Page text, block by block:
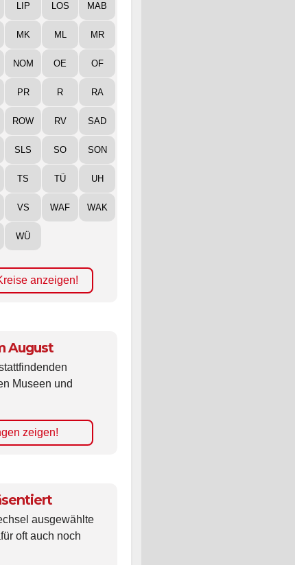
LIP LOS MAB
MK ML MR
NOM OE OF
PR R RA
ROW RV SAD
SLS SO SON
TS TÜ UH
VS WAF WAK
WÜ
anzeigen!
August
Museen und
zeigen!
ausgewählte
oft auch noch